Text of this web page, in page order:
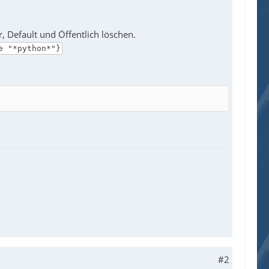
Default und Öffentlich löschen.
"*python*"}
#2